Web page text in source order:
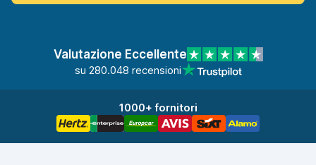
Valutazione Eccellente
su 280.048 recensioni
1000+ fornitori